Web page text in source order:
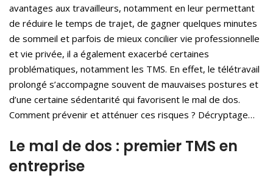
avantages aux travailleurs, notamment en leur permettant
de réduire le temps de trajet, de gagner quelques minutes
de sommeil et parfois de mieux concilier vie professionnelle
et vie privée, il a également exacerbé certaines
problématiques, notamment les TMS. En effet, le télétravail
prolongé s’accompagne souvent de mauvaises postures et
d’une certaine sédentarité qui favorisent le mal de dos.
Comment prévenir et atténuer ces risques ? Décryptage…
Le mal de dos : premier TMS en
entreprise